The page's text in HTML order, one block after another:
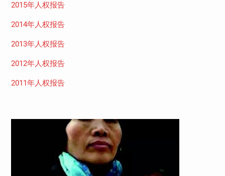
2015年人权报告
2014年人权报告
2013年人权报告
2012年人权报告
2011年人权报告